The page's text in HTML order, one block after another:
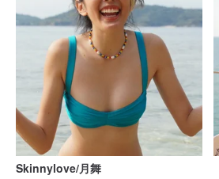
Skinnylove/月舞